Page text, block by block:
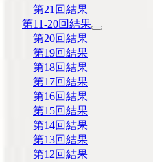
第21回結果
第11-20回結果
第20回結果
第19回結果
第18回結果
第17回結果
第16回結果
第15回結果
第14回結果
第13回結果
第12回結果